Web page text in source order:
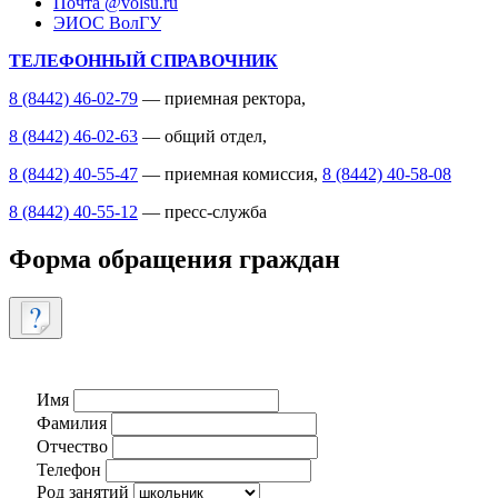
ЭИОС ВолГУ
ТЕЛЕФОННЫЙ СПРАВОЧНИК
8 (8442) 46-02-79 — приемная ректора,
8 (8442) 46-02-63 — общий отдел,
8 (8442) 40-55-47 — приемная комиссия, 8 (8442) 40-58-08
8 (8442) 40-55-12 — пресс-служба
Форма обращения граждан
Имя
Фамилия
Отчество
Телефон
Род занятий